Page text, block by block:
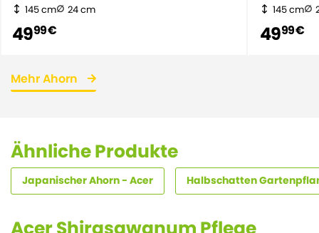
145 cm 24 cm
4999 €
145 cm
4999 €
Mehr Ahorn
Ähnliche Produkte
Japanischer Ahorn - Acer Halbschatten